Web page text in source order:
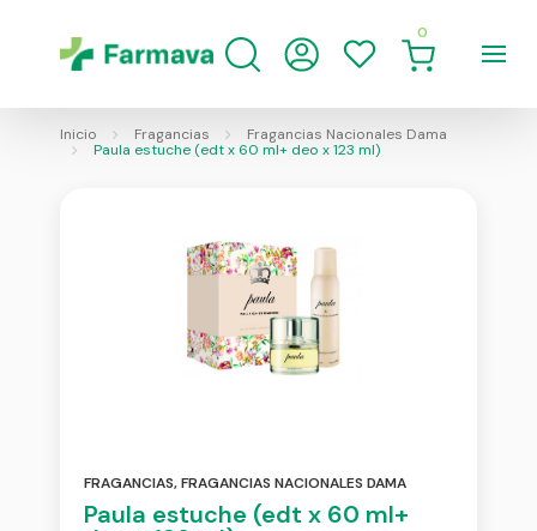
0
Inicio Fragancias
Fragancias Nacionales Dama
Paula estuche (edt x 60 ml+ deo x 123 ml)
FRAGANCIAS,FRAGANCIAS NACIONALES DAMA
Paula estuche (edt x 60 ml+